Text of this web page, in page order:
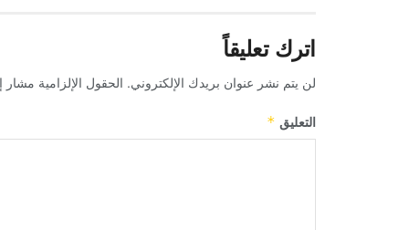
اترك تعليقاً
لن يتم نشر عنوان بريدك الإلكتروني. الحقول الإلزامية مشار
التعليق *